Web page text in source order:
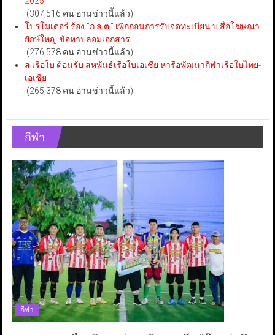
(307,516 คน อ่านข่าวนี้แล้ว)
โปรโมเตอร์ ร้อง “ก.ล.ต.” เพิกถอนการรับจดทะเบียน บ.สื่อโฆษณา
ยักษ์ใหญ่ ข้อหาปลอมเอกสาร
(276,578 คน อ่านข่าวนี้แล้ว)
ส.เรือใบ ต้อนรับ สหพันธ์เรือใบเอเชีย หารือพัฒนากีฬาเรือใบไทย-
เอเชีย
(265,378 คน อ่านข่าวนี้แล้ว)
กีฬา
กีฬา